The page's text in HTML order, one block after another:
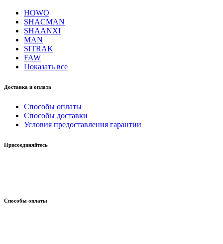
HOWO
SHACMAN
SHAANXI
MAN
SITRAK
FAW
Показать все
Доставка и оплата
Способы оплаты
Способы доставки
Условия предоставления гарантии
Присоединяйтесь
Способы оплаты